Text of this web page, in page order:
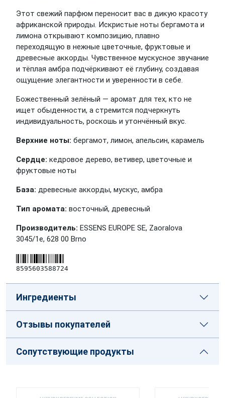
Этот свежий парфюм переносит вас в дикую красоту
африканской природы. Искристые ноты бергамота и
лимона открывают композицию, плавно
переходящую в нежные цветочные, фруктовые и
древесные аккорды. Чувственное мускусное звучание
и тёплая амбра подчёркивают её глубину, создавая
ощущение элегантности и уверенности в себе.
Божественный зелёный — аромат для тех, кто не
ищет обыденности, а стремится подчеркнуть
индивидуальность, роскошь и утончённый вкус.
Верхние ноты: бергамот, лимон, апельсин, карамель
Сердце: кедровое дерево, ветивер, цветочные и
фруктовые ноты
База: древесные аккорды, мускус, амбра
Тип аромата: восточный, древесный
Производитель: ESSENS EUROPE SE, Zaoralova
3045/1e, 628 00 Brno
8595603588724
Ингредиенты
Отзывы покупателей
Сопутствующие продукты